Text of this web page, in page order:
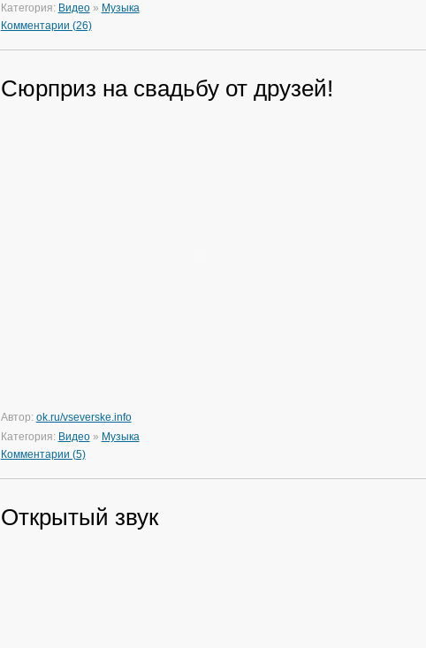
Категория: Видео» Музыка
Комментарии (26)
Сюрприз на свадьбу от друзей!
Автор: ok.ru/vseverske.info
Категория: Видео» Музыка
Комментарии (5)
Открытый звук